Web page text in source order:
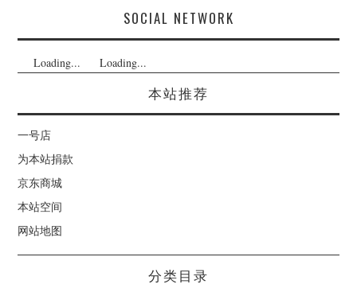
SOCIAL NETWORK
Loading... Loading...
本站推荐
一号店
为本站捐款
京东商城
本站空间
网站地图
分类目录